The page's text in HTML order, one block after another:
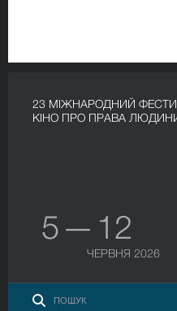
23 МІЖНАРОДНИЙ
КІНО ПРО ПРАВА
5 — 12
ЧЕРВНЯ 2026